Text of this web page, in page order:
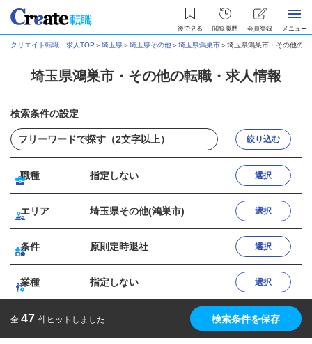
後で見る 閲覧履歴 会員登録 メニュー
クリエイト転職・求人TOP ＞埼玉県＞埼玉県その他＞埼玉県鴻巣市＞埼玉県鴻巣市・その他の
埼玉県鴻巣市・その他の転職・求人情報
検索条件の設定
絞り込む
職種 指定しない 選択
エリア 埼玉県その他(鴻巣市) 選択
条件 原則定時退社 選択
業種 指定しない 選択
全 47 件ヒットしました 検索条件を保存